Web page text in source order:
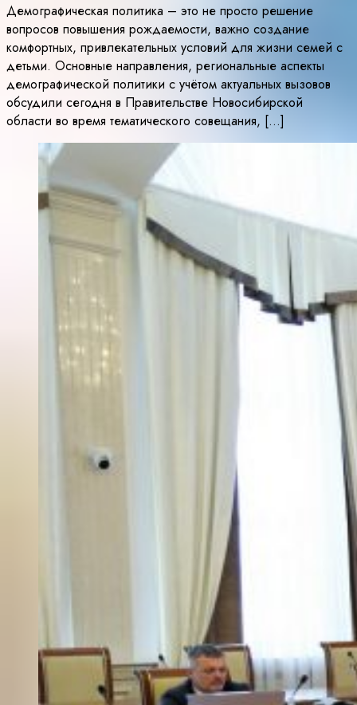
Демографическая политика – это не просто решение
вопросов повышения рождаемости, важно создание
комфортных, привлекательных условий для жизни семей с
детьми. Основные направления, региональные аспекты
демографической политики с учётом актуальных вызовов
обсудили сегодня в Правительстве Новосибирской
области во время тематического совещания, […]